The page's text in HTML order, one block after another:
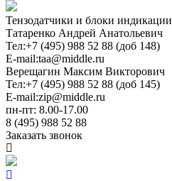
Тензодатчики и блоки индикации
Татаренко Андрей Анатольевич
Тел:+7 (495) 988 52 88 (доб 148)
E-mail:taa@middle.ru
Верещагин Максим Викторович
Тел:+7 (495) 988 52 88 (доб 145)
E-mail:zip@middle.ru
пн-пт: 8.00-17.00
8 (495) 988 52 88
Заказать звонок